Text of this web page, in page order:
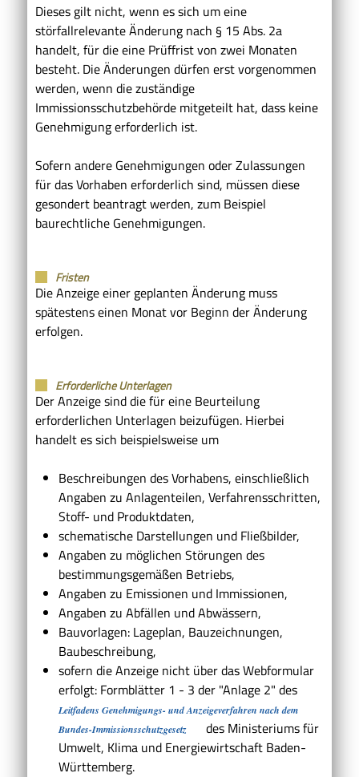
Dieses gilt nicht, wenn es sich um eine
störfallrelevante Änderung nach § 15 Abs. 2a
handelt, für die eine Prüffrist von zwei Monaten
besteht. Die Änderungen dürfen erst vorgenommen
werden, wenn die zuständige
Immissionsschutzbehörde mitgeteilt hat, dass keine
Genehmigung erforderlich ist.
Sofern andere Genehmigungen oder Zulassungen
für das Vorhaben erforderlich sind, müssen diese
gesondert beantragt werden, zum Beispiel
baurechtliche Genehmigungen.
Fristen
Die Anzeige einer geplanten Änderung muss
spätestens einen Monat vor Beginn der Änderung
erfolgen.
Erforderliche Unterlagen
Der Anzeige sind die für eine Beurteilung
erforderlichen Unterlagen beizufügen. Hierbei
handelt es sich beispielsweise um
Beschreibungen des Vorhabens, einschließlich
Angaben zu Anlagenteilen, Verfahrensschritten,
Stoff- und Produktdaten,
schematische Darstellungen und Fließbilder,
Angaben zu möglichen Störungen des
bestimmungsgemäßen Betriebs,
Angaben zu Emissionen und Immissionen,
Angaben zu Abfällen und Abwässern,
Bauvorlagen: Lageplan, Bauzeichnungen,
Baubeschreibung,
sofern die Anzeige nicht über das Webformular
erfolgt: Formblätter 1 - 3 der "Anlage 2" des
Leitfadens Genehmigungs- und Anzeigeverfahren nach dem
Bundes-Immissionsschutzgesetz
des Ministeriums für
Umwelt, Klima und Energiewirtschaft Baden-
Württemberg.